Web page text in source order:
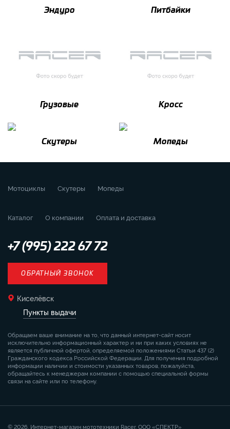
Эндуро Питбайки
Грузовые Кросс
Скутеры Мопеды
Мотоциклы Скутеры Мопеды
Каталог О компании Оплата и доставка
+7 (995) 222 67 72
ОБРАТНЫЙ ЗВОНОК
Киселёвск
Пункты выдачи
Обращаем ваше внимание на то, что данный интернет-сайт носит
исключительно информационный характер и ни при каких условиях не
является публичной офертой, определяемой положениями Статьи 437 (2)
Гражданского кодекса Российской Федерации. Для получения подробной
информации наличии и стоимости указанных товаров, пожалуйста,
обращайтесь к менеджерам компании с помощью специальной формы
связи на сайте или по телефону.
© 2026. Интернет-магазин мототехники Racer. ООО «СПЕКТР»